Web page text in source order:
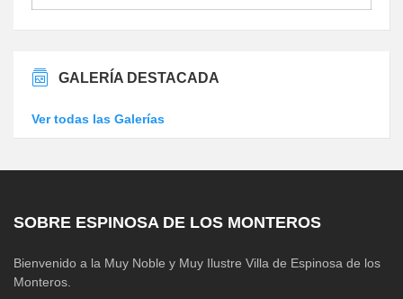
GALERÍA DESTACADA
Ver todas las Galerías
SOBRE ESPINOSA DE LOS MONTEROS
Bienvenido a la Muy Noble y Muy Ilustre Villa de Espinosa de los
Monteros.